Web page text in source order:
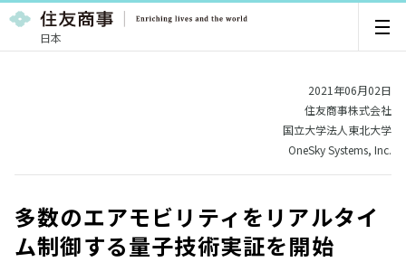
日本
2021年06月02日
住友商事株式会社
国立大学法人東北大学
OneSky Systems, Inc.
多数のエアモビリティをリアルタイ
ム制御する量子技術実証を開始